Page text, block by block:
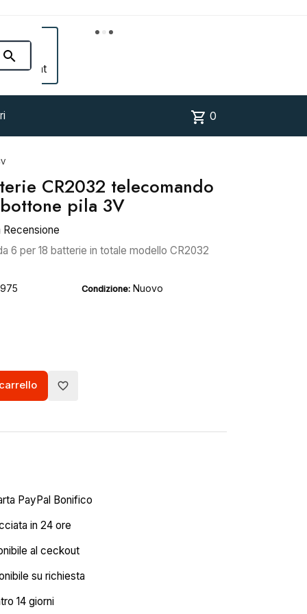


Account
shopping_cart 0
CR2032 telecomando
pila 3V
Recensione
6 per 18 batterie in totale modello CR2032
975 Condizione: Nuovo
favorite_border
PayPal Bonifico
in 24 ore
al ceckout
su richiesta
14 giorni